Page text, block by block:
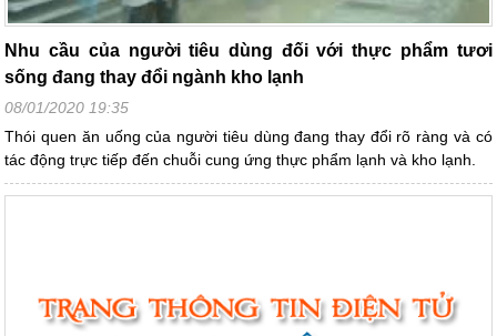
Nhu cầu của người tiêu dùng đối với thực phẩm tươi
sống đang thay đổi ngành kho lạnh
08/01/2020 19:35
Thói quen ăn uống của người tiêu dùng đang thay đổi rõ ràng và có
tác động trực tiếp đến chuỗi cung ứng thực phẩm lạnh và kho lạnh.